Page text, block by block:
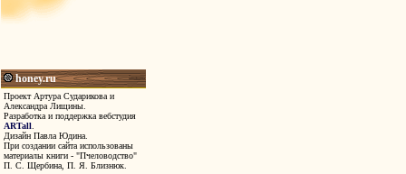
honey.ru
Проект Артура Сударикова и
Александра Лищины.
Разработка и поддержка вебстудия
ARTall
Дизайн Павла Юдина.
При создании сайта использованы
материалы книги - "Пчеловодство"
П. С. Щербина, П. Я. Близнюк.